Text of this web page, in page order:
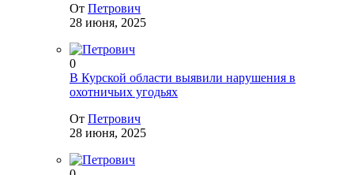
От Петрович
28 июня, 2025
0
В Курской области выявили нарушения в
охотничьих угодьях
От Петрович
28 июня, 2025